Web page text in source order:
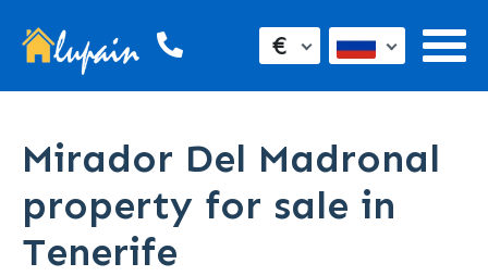
€
Mirador Del Madronal
property for sale in
Tenerife